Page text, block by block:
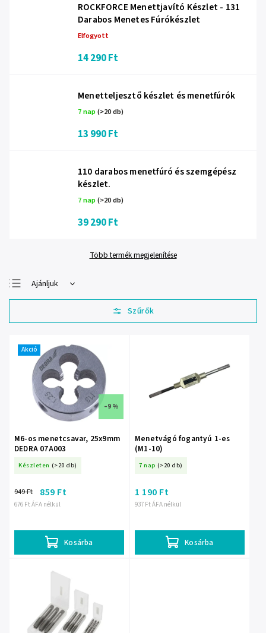
ROCKFORCE Menettjavító Készlet - 131
Darabos Menetes Fúrókészlet
Elfogyott
14 290 Ft
Menetteljesztő készlet és menetfúrók
7 nap(>20 db)
13 990 Ft
110 darabos menetfúró és szemgépész
készlet.
7 nap(>20 db)
39 290 Ft
Több termék megjelenítése
Ajánljuk
Legolcsóbb elöl
Legdrágább
termékek
ABC szerint
Akció
–9 %
M6-os menetcsavar, 25x9mm
DEDRA 07A003
Készleten (>20 db)
676 Ft ÁFA nélkül
949 Ft 859 Ft
Kosárba
Menetvágó fogantyú 1-es
(M1-10)
7 nap (>20 db)
937 Ft ÁFA nélkül
1 190 Ft
Kosárba